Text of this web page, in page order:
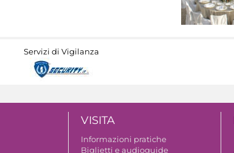
Servizi di Vigilanza
VISITA
Informazioni pratiche
Biglietti e audioguide